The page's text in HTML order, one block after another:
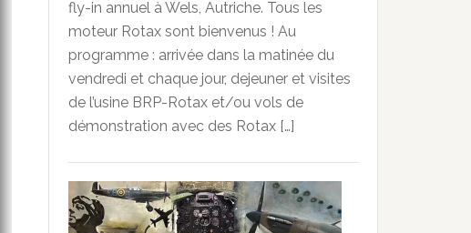
fly-in annuel à Wels, Autriche. Tous les
moteur Rotax sont bienvenus ! Au
programme : arrivée dans la matinée du
vendredi et chaque jour, dejeuner et visites
de l’usine BRP-Rotax et/ou vols de
démonstration avec des Rotax […]